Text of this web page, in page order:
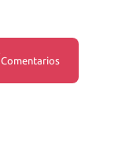
Comentarios